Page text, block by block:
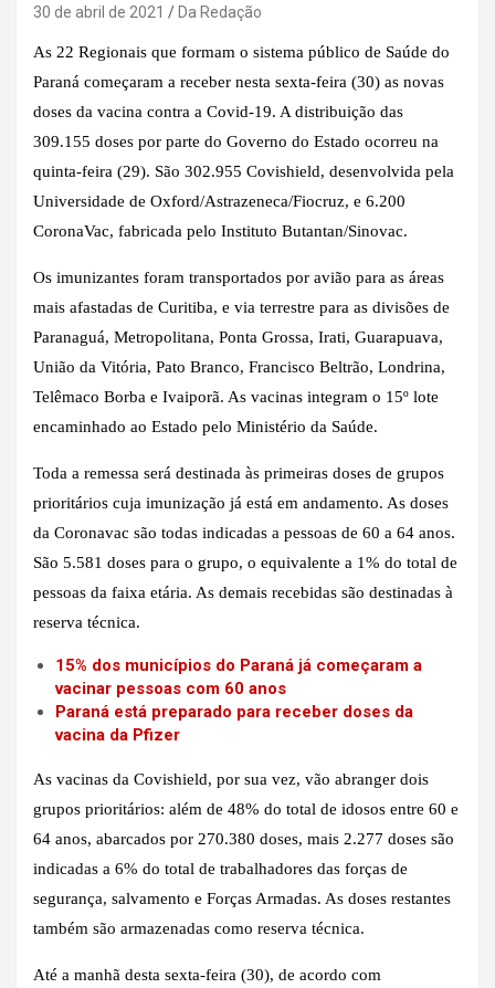
30 de abril de 2021 Da Redação
As 22 Regionais que formam o sistema público de Saúde do
Paraná começaram a receber nesta sexta-feira (30) as novas
doses da vacina contra a Covid-19. A distribuição das
309.155 doses por parte do Governo do Estado ocorreu na
quinta-feira (29). São 302.955 Covishield, desenvolvida pela
Universidade de Oxford/Astrazeneca/Fiocruz, e 6.200
CoronaVac, fabricada pelo Instituto Butantan/Sinovac.
Os imunizantes foram transportados por avião para as áreas
mais afastadas de Curitiba, e via terrestre para as divisões de
Paranaguá, Metropolitana, Ponta Grossa, Irati, Guarapuava,
União da Vitória, Pato Branco, Francisco Beltrão, Londrina,
Telêmaco Borba e Ivaiporã. As vacinas integram o 15º lote
encaminhado ao Estado pelo Ministério da Saúde.
Toda a remessa será destinada às primeiras doses de grupos
prioritários cuja imunização já está em andamento. As doses
da Coronavac são todas indicadas a pessoas de 60 a 64 anos.
São 5.581 doses para o grupo, o equivalente a 1% do total de
pessoas da faixa etária. As demais recebidas são destinadas à
reserva técnica.
15% dos municípios do Paraná já começaram a
vacinar pessoas com 60 anos
Paraná está preparado para receber doses da
vacina da Pfizer
As vacinas da Covishield, por sua vez, vão abranger dois
grupos prioritários: além de 48% do total de idosos entre 60 e
64 anos, abarcados por 270.380 doses, mais 2.277 doses são
indicadas a 6% do total de trabalhadores das forças de
segurança, salvamento e Forças Armadas. As doses restantes
também são armazenadas como reserva técnica.
Até a manhã desta sexta-feira (30), de acordo com